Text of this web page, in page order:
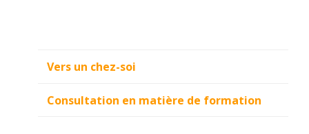
Vers un chez-soi
Consultation en matière de formation